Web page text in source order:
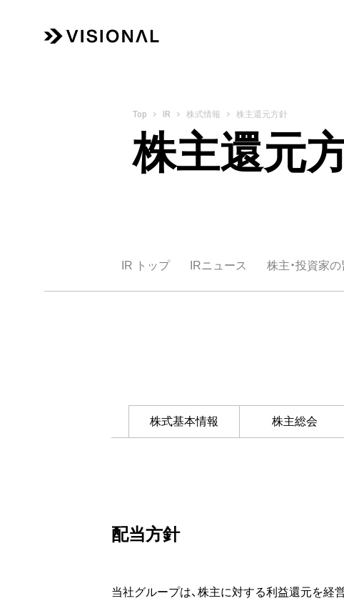
IR 株式情報 株主還元方針
株主還元
IR トップ IRニュース 株主・投資家
株式基本情報 株主総会
配当方針
当社グループは、株主に対する利益還元を